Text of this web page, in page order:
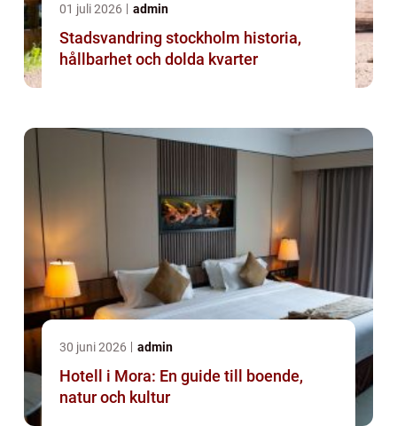
01 juli 2026 admin
Stadsvandring stockholm historia,
hållbarhet och dolda kvarter
30 juni 2026 admin
Hotell i Mora: En guide till boende,
natur och kultur